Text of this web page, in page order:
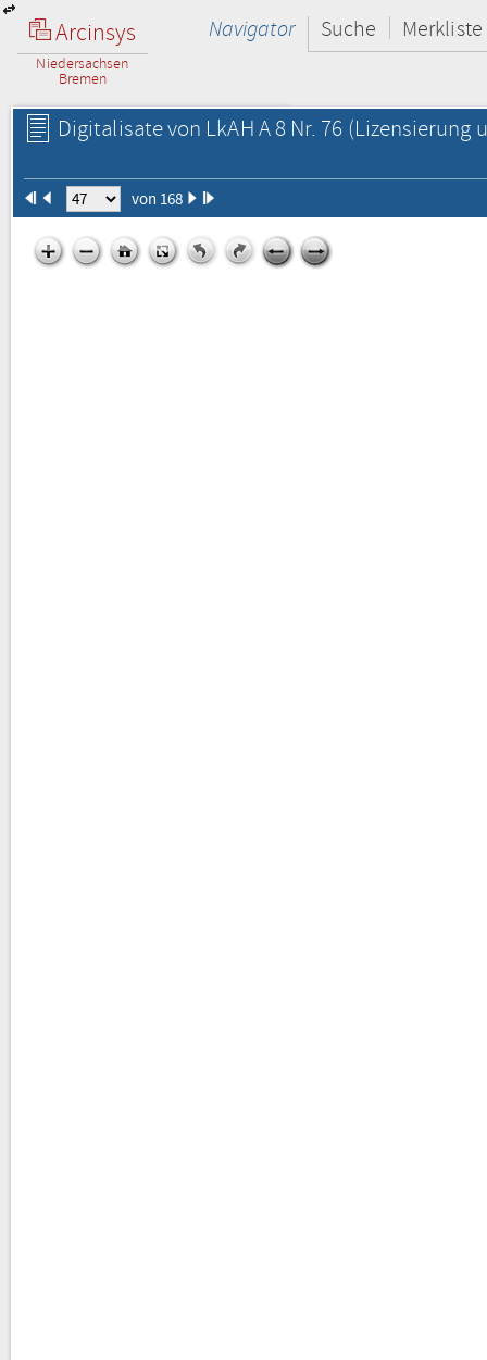
Arcinsys
Niedersachsen
Bremen
Navigator Suche Merkliste
Digitalisate von LkAH A 8 Nr. 76 (Lizensierung
von 168